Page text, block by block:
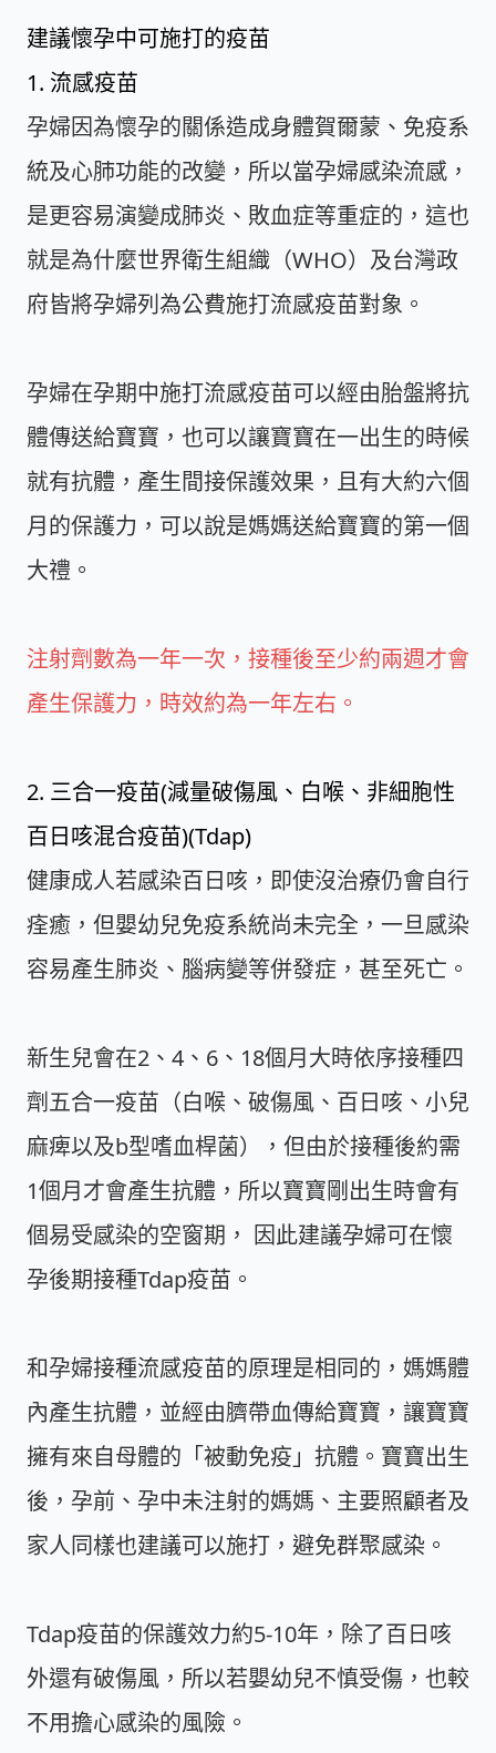
建議懷孕中可施打的疫苗
1. 流感疫苗
孕婦因為懷孕的關係造成身體賀爾蒙、免疫系
統及心肺功能的改變，所以當孕婦感染流感，
是更容易演變成肺炎、敗血症等重症的，這也
就是為什麼世界衛生組織（WHO）及台灣政
府皆將孕婦列為公費施打流感疫苗對象。
孕婦在孕期中施打流感疫苗可以經由胎盤將抗
體傳送給寶寶，也可以讓寶寶在一出生的時候
就有抗體，產生間接保護效果，且有大約六個
月的保護力，可以說是媽媽送給寶寶的第一個
大禮。
注射劑數為一年一次，接種後至少約兩週才會
產生保護力，時效約為一年左右。
2. 三合一疫苗(減量破傷風、白喉、非細胞性
百日咳混合疫苗)(Tdap)
健康成人若感染百日咳，即使沒治療仍會自行
痊癒，但嬰幼兒免疫系統尚未完全，一旦感染
容易產生肺炎、腦病變等併發症，甚至死亡。
新生兒會在2、4、6、18個月大時依序接種四
劑五合一疫苗（白喉、破傷風、百日咳、小兒
麻痺以及b型嗜血桿菌），但由於接種後約需
1個月才會產生抗體，所以寶寶剛出生時會有
個易受感染的空窗期， 因此建議孕婦可在懷
孕後期接種Tdap疫苗。
和孕婦接種流感疫苗的原理是相同的，媽媽體
內產生抗體，並經由臍帶血傳給寶寶，讓寶寶
擁有來自母體的「被動免疫」抗體。寶寶出生
後，孕前、孕中未注射的媽媽、主要照顧者及
家人同樣也建議可以施打，避免群聚感染。
Tdap疫苗的保護效力約5-10年，除了百日咳
外還有破傷風，所以若嬰幼兒不慎受傷，也較
不用擔心感染的風險。